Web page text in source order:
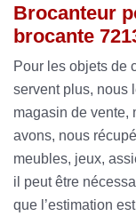
Brocanteur
brocante
Pour les objets de
servent plus, nous
magasin de vente,
avons, nous
meubles, jeux,
il peut être
que l’estimation